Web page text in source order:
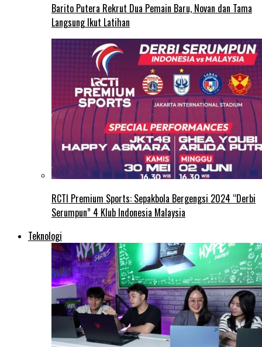
Barito Putera Rekrut Dua Pemain Baru, Novan dan Tama
Langsung Ikut Latihan
RCTI Premium Sports: Sepakbola Bergengsi 2024 “Derbi
Serumpun” 4 Klub Indonesia Malaysia
Teknologi